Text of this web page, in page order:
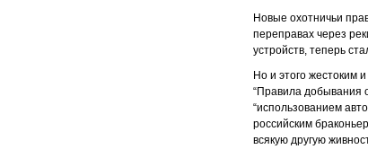
Новые охотничьи
переправах через
устройств, теперь
Но и этого жестоким
“Правила добывания
“использованием
российским
всякую другую